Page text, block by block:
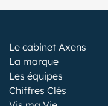
Le cabinet Axens
La marque
Les équipes
Chiffres Clés